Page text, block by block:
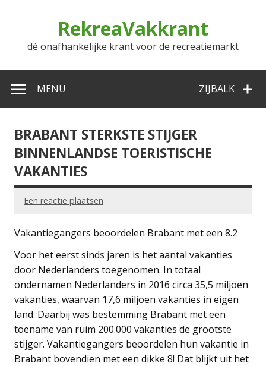
RekreaVakkrant
dé onafhankelijke krant voor de recreatiemarkt
ZIJBALK
MENU
BRABANT STERKSTE STIJGER
BINNENLANDSE TOERISTISCHE
VAKANTIES
Een reactie plaatsen
Vakantiegangers beoordelen Brabant met een 8.2
Voor het eerst sinds jaren is het aantal vakanties
door Nederlanders toegenomen. In totaal
ondernamen Nederlanders in 2016 circa 35,5 miljoen
vakanties, waarvan 17,6 miljoen vakanties in eigen
land. Daarbij was bestemming Brabant met een
toename van ruim 200.000 vakanties de grootste
stijger. Vakantiegangers beoordelen hun vakantie in
Brabant bovendien met een dikke 8! Dat blijkt uit het